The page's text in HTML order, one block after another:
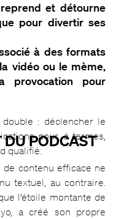
et détourne
pour divertir ses
à des formats
vidéo ou le mème,
pour
: déclencher le
pour, à termes,
qualifié.
DU PODCAST
de contenu efficace ne
textuel, au contraire.
l’étoile montante de
a créé son propre